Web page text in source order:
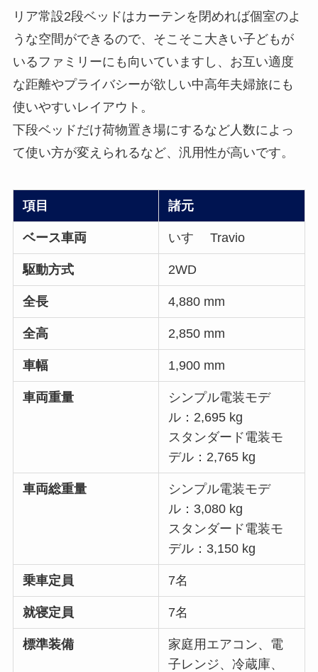
リア常設2段ベッドはカーテンを閉めれば個室のよ
うな空間ができるので、そこそこ大きい子どもが
いるファミリーにも向いていますし、お互い適度
な距離やプライバシーが欲しい中高年夫婦旅にも
使いやすいレイアウト。
下段ベッドだけ荷物置き場にするなど人数によっ
て使い方が変えられるなど、汎用性が高いです。
項目 諸元
ベース車両 いすゞ Travio
駆動方式 2WD
全長 4,880 mm
全高 2,850 mm
車幅 1,900 mm
車両重量
シンプル電装モデ
ル：2,695 kg
スタンダード電装モ
デル：2,765 kg
車両総重量
シンプル電装モデ
ル：3,080 kg
スタンダード電装モ
デル：3,150 kg
乗車定員 7名
就寝定員 7名
標準装備
家庭用エアコン、電
子レンジ、冷蔵庫、